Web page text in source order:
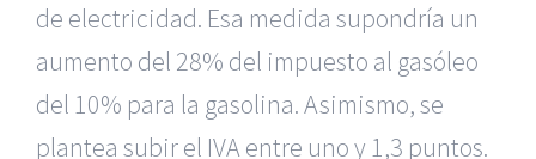
de electricidad. Esa medida supondría un
aumento del 28% del impuesto al gasóleo
del 10% para la gasolina. Asimismo, se
plantea subir el IVA entre uno y 1,3 puntos.